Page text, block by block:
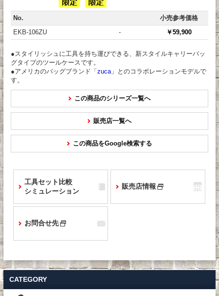
No.
小売参考価格
EKB-106ZU
- ￥59,900
●スタイリッシュに工具を持ち運びできる、新スタイルキャリーバッ
グタイプのツールケースです。
●アメリカのバッグブランド「 zuca」とのコラボレーションモデルで
す。
この商品のシリーズ一覧へ
販売店一覧へ
この商品をGoogle検索する
工具セット比較
シミュレーション
販売店情報
お問合せ先
CATEGORY